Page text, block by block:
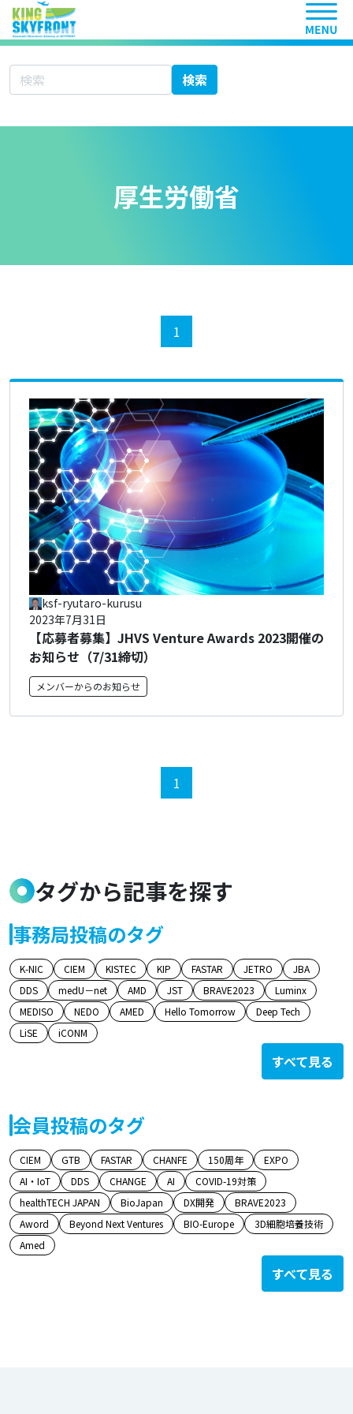
ヘッ
サイト内検索 検索
厚生労働省
1
【応募者募集】JHVS Venture Awards 2023開催の
お知らせ（7/31締切）
2023年7月31日
ksf-ryutaro-kurusu
メンバーからのお知らせ
1
タグから記事を探す
事務局投稿のタグ
K-NIC CIEM KISTEC KIP FASTAR JETRO
JBA
DDS
medU－net AMD JST BRAVE2023
Luminx
MEDISO
NEDO AMED Hello Tomorrow
Deep Tech
LiSE
iCONM
すべて見る
会員投稿のタグ
CIEM GTB FASTAR CHANFE 150周年
EXPO
AI・IoT
DDS CHANGE AI
COVID-19対策
healthTECH JAPAN
BioJapan DX開発
BRAVE2023
Aword
Beyond Next Ventures BIO-Europe
3D細胞培養技術
Amed
すべて見る